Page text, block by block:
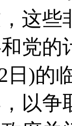
这些
党
日)的
以争